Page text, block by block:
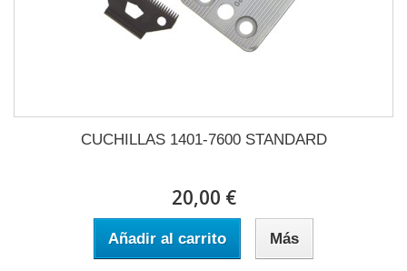
CUCHILLAS 1401-7600 STANDARD
20,00 €
Añadir al carrito Más